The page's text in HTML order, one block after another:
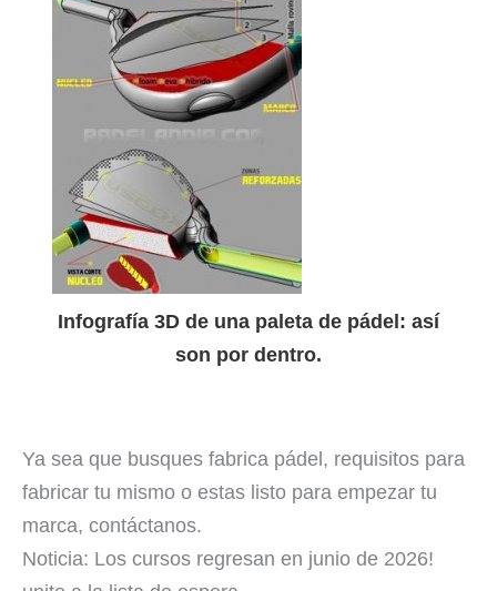
Infografía 3D de una paleta de pádel: así
son por dentro.
Ya sea que busques fabrica pádel, requisitos para
fabricar tu mismo o estas listo para empezar tu
marca, contáctanos.
Noticia: Los cursos regresan en junio de 2026!